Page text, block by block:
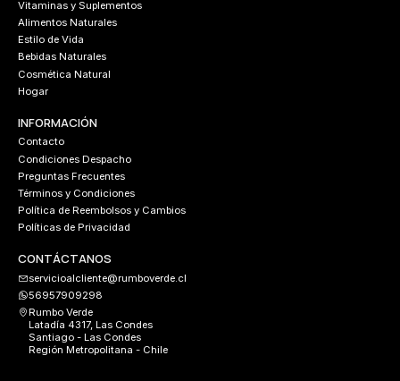
Vitaminas y Suplementos
Alimentos Naturales
Estilo de Vida
Bebidas Naturales
Cosmética Natural
Hogar
INFORMACIÓN
Contacto
Condiciones Despacho
Preguntas Frecuentes
Términos y Condiciones
Política de Reembolsos y Cambios
Políticas de Privacidad
CONTÁCTANOS
servicioalcliente@rumboverde.cl
56957909298
Rumbo Verde
Latadía 4317, Las Condes
Santiago - Las Condes
Región Metropolitana - Chile